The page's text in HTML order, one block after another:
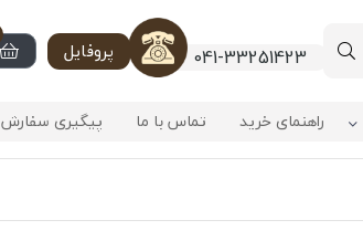
041-33251423 پروفایل
راهنمای خرید تماس با ما پیگیری سفارش